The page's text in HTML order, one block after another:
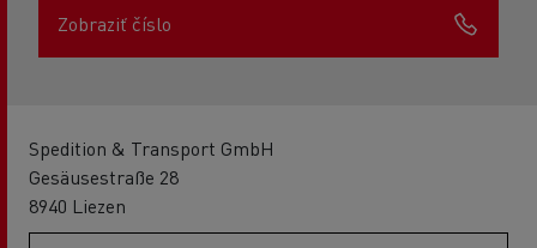
Zobraziť číslo
Spedition & Transport GmbH
Gesäusestraße 28
8940 Liezen